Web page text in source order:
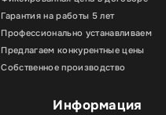
Гарантия на работы 5 лет
Профессионально устанавливаем
Предлагаем конкурентные цены
Собственное производство
Информация